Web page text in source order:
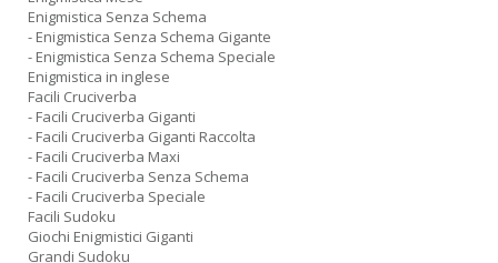
Enigmistica Senza Schema
- Enigmistica Senza Schema Gigante
- Enigmistica Senza Schema Speciale
Enigmistica in inglese
Facili Cruciverba
- Facili Cruciverba Giganti
- Facili Cruciverba Giganti Raccolta
- Facili Cruciverba Maxi
- Facili Cruciverba Senza Schema
- Facili Cruciverba Speciale
Facili Sudoku
Giochi Enigmistici Giganti
Grandi Sudoku